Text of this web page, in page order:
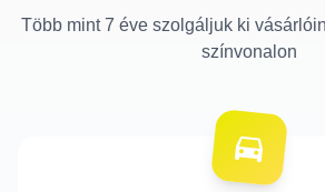
Több mint 7 éve szolgáljuk ki
színvonalon